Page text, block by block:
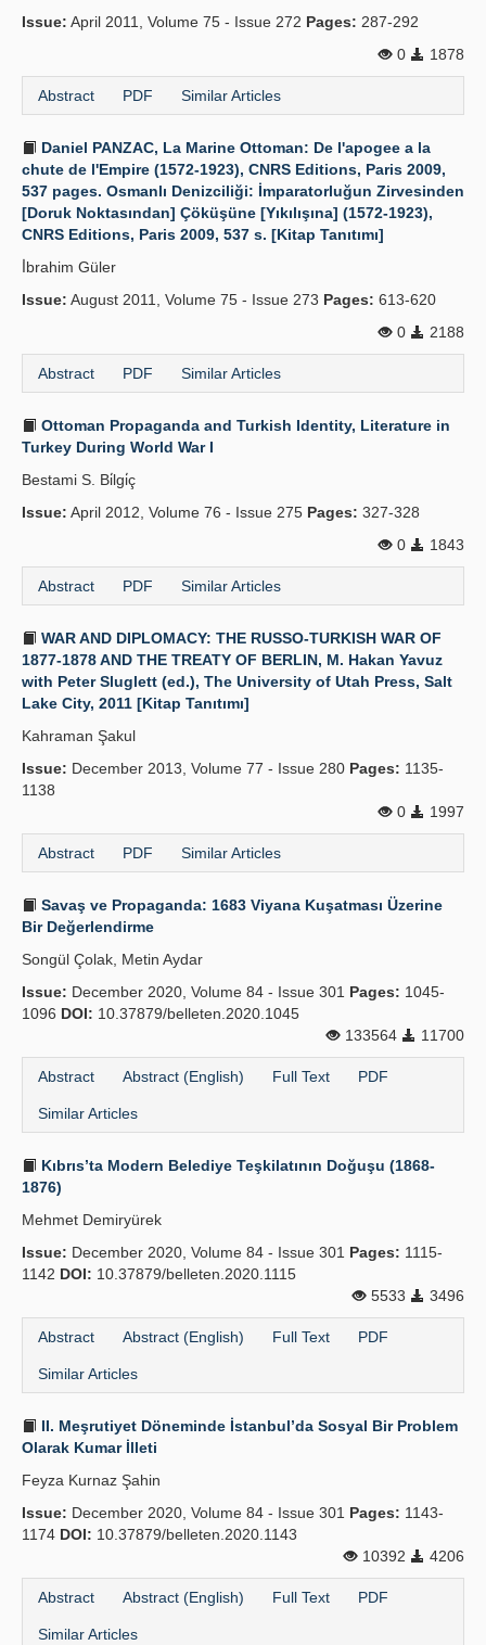
Issue: April 2011, Volume 75 - Issue 272 Pages: 287-292
0
1878
Abstract PDF Similar Articles
Daniel PANZAC, La Marine Ottoman: De l'apogee a la
chute de l'Empire (1572-1923), CNRS Editions, Paris 2009,
537 pages. Osmanlı Denizciliği: İmparatorluğun Zirvesinden
[Doruk Noktasından] Çöküşüne [Yıkılışına] (1572-1923),
CNRS Editions, Paris 2009, 537 s. [Kitap Tanıtımı]
İ̇brahim Güler
Issue: August 2011, Volume 75 - Issue 273 Pages: 613-620
0
2188
Abstract PDF Similar Articles
Ottoman Propaganda and Turkish Identity, Literature in
Turkey During World War I
Bestami S. Bi̇lgi̇ç
Issue: April 2012, Volume 76 - Issue 275 Pages: 327-328
0
1843
Abstract PDF Similar Articles
WAR AND DIPLOMACY: THE RUSSO-TURKISH WAR OF
1877-1878 AND THE TREATY OF BERLIN, M. Hakan Yavuz
with Peter Sluglett (ed.), The University of Utah Press, Salt
Lake City, 2011 [Kitap Tanıtımı]
Kahraman Şakul
Issue: December 2013, Volume 77 - Issue 280 Pages: 1135-
1138
0
1997
Abstract PDF Similar Articles
Savaş ve Propaganda: 1683 Viyana Kuşatması Üzerine
Bir Değerlendirme
Songül Çolak, Metin Aydar
Issue: December 2020, Volume 84 - Issue 301 Pages: 1045-
1096 DOI: 10.37879/belleten.2020.1045
133564
11700
Abstract Abstract (English) Full Text PDF
Similar Articles
Kıbrıs’ta Modern Belediye Teşkilatının Doğuşu (1868-
1876)
Mehmet Demiryürek
Issue: December 2020, Volume 84 - Issue 301 Pages: 1115-
1142 DOI: 10.37879/belleten.2020.1115
5533
3496
Abstract Abstract (English) Full Text PDF
Similar Articles
II. Meşrutiyet Döneminde İstanbul’da Sosyal Bir Problem
Olarak Kumar İlleti
Feyza Kurnaz Şahin
Issue: December 2020, Volume 84 - Issue 301 Pages: 1143-
1174 DOI: 10.37879/belleten.2020.1143
10392
4206
Abstract Abstract (English) Full Text PDF
Similar Articles